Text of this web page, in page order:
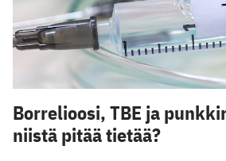
Borrelioosi, TBE ja
niistä pitää tietää?